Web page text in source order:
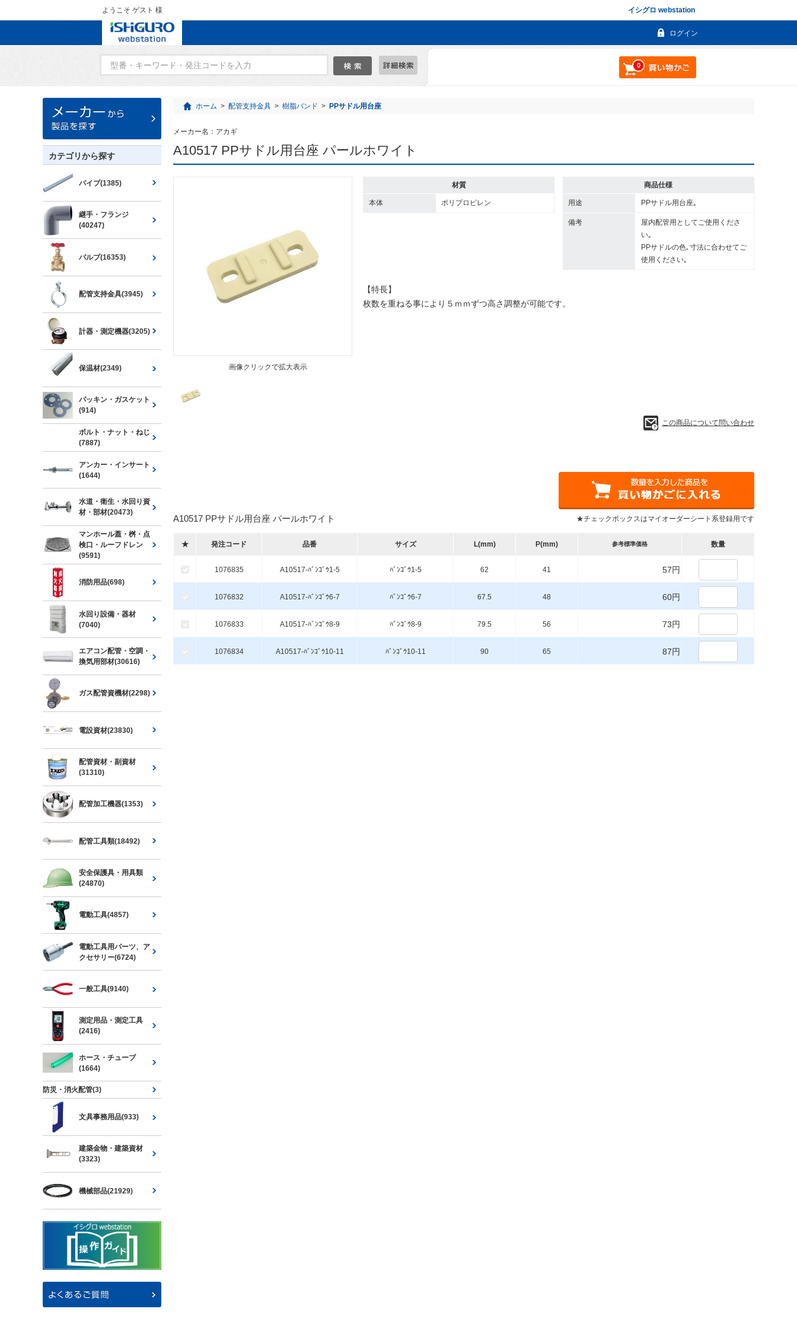
イシグロ webstation
ようこそ ゲスト 様
ログイン
0
ホーム > 配管支持金具 > 樹脂バンド > PPサドル用台座
メーカー名： アカギ
A10517 PPサドル用台座 パールホワイト
画像クリックで拡大表示
材質
本体 ポリプロピレン
商品仕様
用途 PPサドル用台座｡
備考
屋内配管用としてご使用くださ
い｡
PPサドルの色､寸法に合わせてご
使用ください｡
【特長】
枚数を重ねる事により５ｍｍずつ高さ調整が可能です。
この商品について問い合わせ
A10517 PPサドル用台座 パールホワイト ★チェックボックスはマイオーダーシート系登録用です
★ 発注コード 品番 サイズ L(mm) P(mm) 参考標準価格 数量
1076835 A10517-ﾊﾞﾝｺﾞｳ1-5 ﾊﾞﾝｺﾞｳ1-5 62 41 57円
1076832 A10517-ﾊﾞﾝｺﾞｳ6-7 ﾊﾞﾝｺﾞｳ6-7 67.5 48 60円
1076833 A10517-ﾊﾞﾝｺﾞｳ8-9 ﾊﾞﾝｺﾞｳ8-9 79.5 56 73円
1076834 A10517-ﾊﾞﾝｺﾞｳ10-11 ﾊﾞﾝｺﾞｳ10-11 90 65 87円
カテゴリから探す
パイプ(1385)
継手・フランジ
(40247)
バルブ(16353)
配管支持金具(3945)
計器・測定機器(3205)
保温材(2349)
パッキン・ガスケット
(914)
ボルト・ナット・ねじ
(7887)
アンカー・インサート
(1644)
水道・衛生・水回り資
材・部材(20473)
マンホール蓋・桝・点
検口・ルーフドレン
(9591)
消防用品(698)
水回り設備・器材
(7040)
エアコン配管・空調・
換気用部材(30616)
ガス配管資機材(2298)
電設資材(23830)
配管資材・副資材
(31310)
配管加工機器(1353)
配管工具類(18492)
安全保護具・用具類
(24870)
電動工具(4857)
電動工具用パーツ、ア
クセサリー(6724)
一般工具(9140)
測定用品・測定工具
(2416)
ホース・チューブ
(1664)
防災・消火配管(3)
文具事務用品(933)
建築金物・建築資材
(3323)
機械部品(21929)